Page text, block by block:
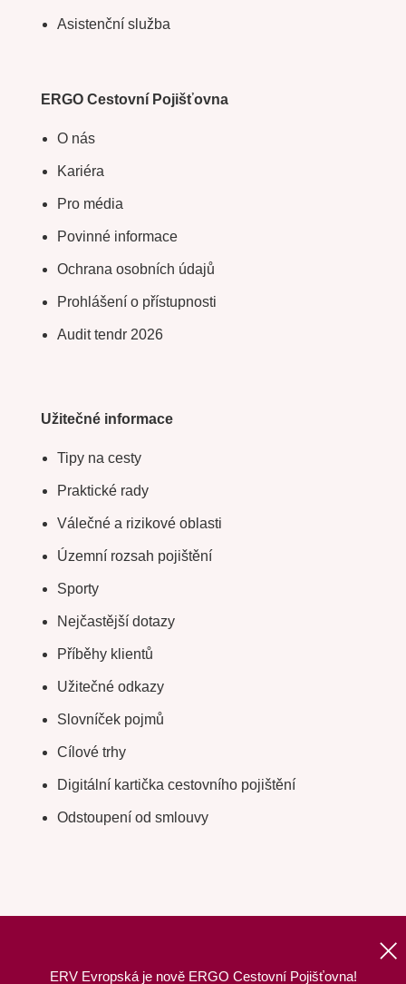
ERV Evropská je nově ERGO Cestovní Pojišťovna!
Asistenční služba
ERGO Cestovní Pojišťovna
O nás
Kariéra
Pro média
Povinné informace
Ochrana osobních údajů
Prohlášení o přístupnosti
Audit tendr 2026
Užitečné informace
Tipy na cesty
Praktické rady
Válečné a rizikové oblasti
Územní rozsah pojištění
Sporty
Nejčastější dotazy
Příběhy klientů
Užitečné odkazy
Slovníček pojmů
Cílové trhy
Digitální kartička cestovního pojištění
Odstoupení od smlouvy